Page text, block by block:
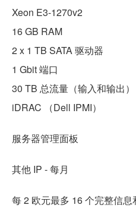
Xeon E3-1270v2
16 GB RAM
2 x 1 TB SATA 驱动器
1 Gbit 端口
30 TB 总流量（输入和输出
iDRAC （Dell IPMI）
服务器管理面板
其他 IP - 每月
每 2 欧元最多 16 个完整信